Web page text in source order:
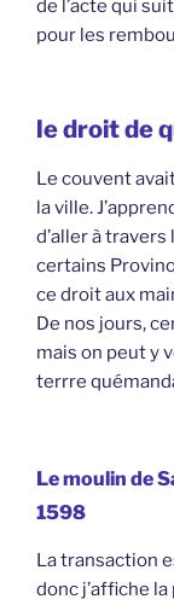
de l’acte qui
pour les
le droit de
Le couvent
la ville.
d’aller à travers
certains
ce droit aux
De nos jours,
mais on peut y
terrre
Le moulin de
1598
La transaction
donc j’affiche